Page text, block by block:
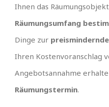
Ihnen das
Räumungsumfang
Dinge zur
Ihren Kostenvoranschlag
Angebotsannahme
Räumungstermin.